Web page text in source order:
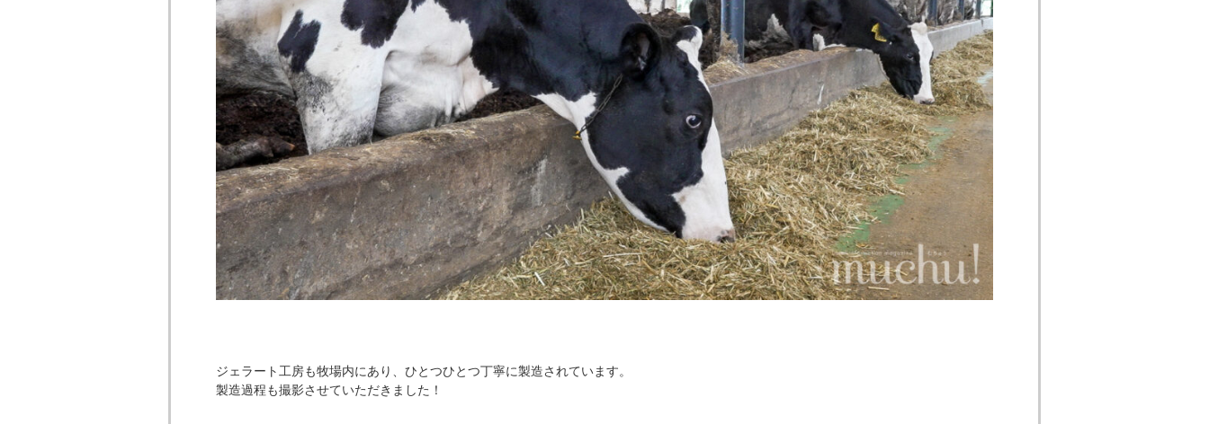
ジェラート工房も牧場内にあり、ひとつひとつ丁寧に製造されています。
製造過程も撮影させていただきました！